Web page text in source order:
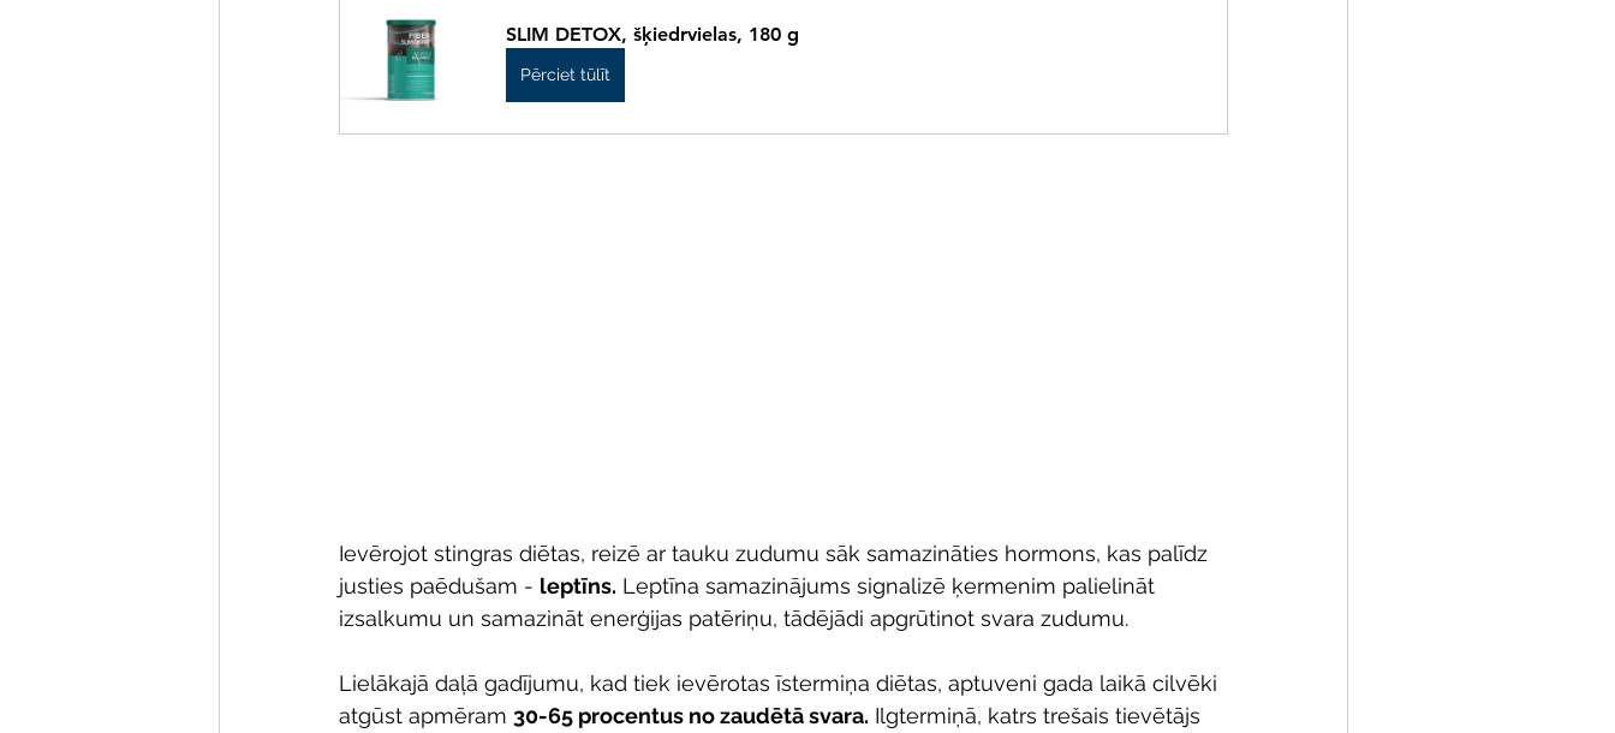
SLIM DETOX, šķiedrvielas, 180 g
Pērciet tūlīt
Ievērojot stingras diētas, reizē ar tauku zudumu sāk samazināties hormons, kas palīdz
justies paēdušam - leptīns. Leptīna samazinājums signalizē ķermenim palielināt
izsalkumu un samazināt enerģijas patēriņu, tādējādi apgrūtinot svara zudumu.
Lielākajā daļā gadījumu, kad tiek ievērotas īstermiņa diētas, aptuveni gada laikā cilvēki
atgūst apmēram 30-65 procentus no zaudētā svara. Ilgtermiņā, katrs trešais tievētājs